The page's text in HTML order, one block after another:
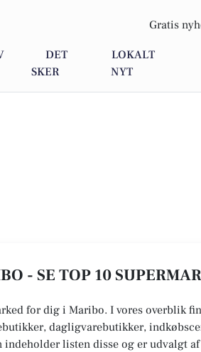
Gratis
DET
SKER
LOKALT
NYT
- SE TOP 10
for dig i Maribo. I vores overblik
dagligvarebutikker,
indeholder listen disse og er udvalgt af